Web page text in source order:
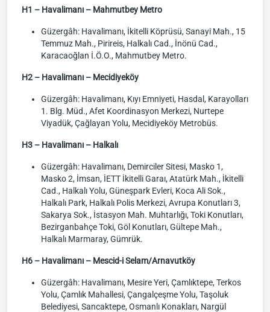
H1 – Havalimanı – Mahmutbey Metro
Güzergâh: Havalimanı, İkitelli Köprüsü, Sanayi Mah., 15
Temmuz Mah., Pirireis, Halkalı Cad., İnönü Cad.,
Karacaoğlan İ.Ö.O., Mahmutbey Metro.
H2 – Havalimanı – Mecidiyeköy
Güzergâh: Havalimanı, Kıyı Emniyeti, Hasdal, Karayolları
1. Blg. Müd., Afet Koordinasyon Merkezi, Nurtepe
Viyadük, Çağlayan Yolu, Mecidiyeköy Metrobüs.
H3 – Havalimanı – Halkalı
Güzergâh: Havalimanı, Demirciler Sitesi, Masko 1,
Masko 2, İmsan, İETT İkitelli Garaı, Atatürk Mah., İkitelli
Cad., Halkalı Yolu, Güneşpark Evleri, Koca Ali Sok.,
Halkalı Park, Halkalı Polis Merkezi, Avrupa Konutları 3,
Sakarya Sok., İstasyon Mah. Muhtarlığı, Toki Konutları,
Bezirganbahçe Toki, Göl Konutları, Gültepe Mah.,
Halkalı Marmaray, Gümrük.
H6 – Havalimanı – Mescid-i Selam/Arnavutköy
Güzergâh: Havalimanı, Mesire Yeri, Çamlıktepe, Terkos
Yolu, Çamlık Mahallesi, Çangalçeşme Yolu, Taşoluk
Belediyesi, Sancaktepe, Osmanlı Konakları, Nargül